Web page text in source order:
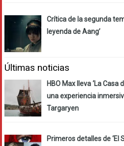
Crítica de la segunda
leyenda de Aang’
Últimas noticias
HBO Max lleva ‘La Casa
una experiencia
Targaryen
Primeros detalles de ‘El